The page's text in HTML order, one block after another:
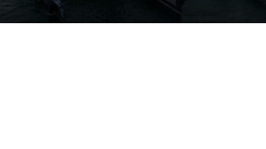
Berthomieu,